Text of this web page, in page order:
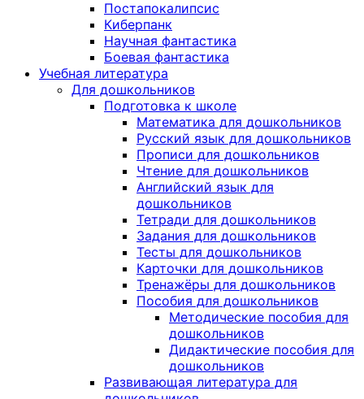
Постапокалипсис
Киберпанк
Научная фантастика
Боевая фантастика
Учебная литература
Для дошкольников
Подготовка к школе
Математика для дошкольников
Русский язык для дошкольников
Прописи для дошкольников
Чтение для дошкольников
Английский язык для
дошкольников
Тетради для дошкольников
Задания для дошкольников
Тесты для дошкольников
Карточки для дошкольников
Тренажёры для дошкольников
Пособия для дошкольников
Методические пособия для
дошкольников
Дидактические пособия для
дошкольников
Развивающая литература для